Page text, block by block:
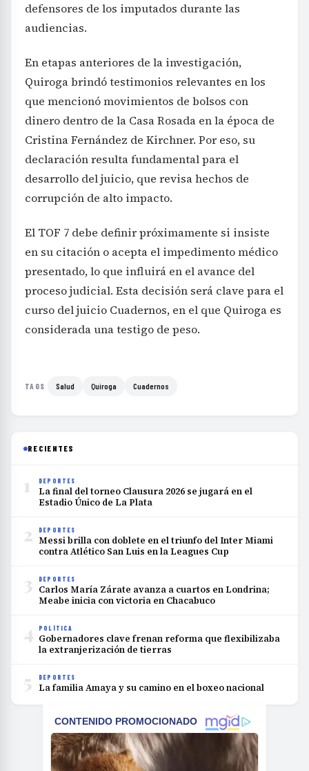
defensores de los imputados durante las
audiencias.
En etapas anteriores de la investigación,
Quiroga brindó testimonios relevantes en los
que mencionó movimientos de bolsos con
dinero dentro de la Casa Rosada en la época de
Cristina Fernández de Kirchner. Por eso, su
declaración resulta fundamental para el
desarrollo del juicio, que revisa hechos de
corrupción de alto impacto.
El TOF 7 debe definir próximamente si insiste
en su citación o acepta el impedimento médico
presentado, lo que influirá en el avance del
proceso judicial. Esta decisión será clave para el
curso del juicio Cuadernos, en el que Quiroga es
considerada una testigo de peso.
TAGS Salud Quiroga Cuadernos
RECIENTES
1 DEPORTES
La final del torneo Clausura 2026 se jugará en el
Estadio Único de La Plata
2 DEPORTES
Messi brilla con doblete en el triunfo del Inter Miami
contra Atlético San Luis en la Leagues Cup
3 DEPORTES
Carlos María Zárate avanza a cuartos en Londrina;
Meabe inicia con victoria en Chacabuco
4 POLÍTICA
Gobernadores clave frenan reforma que flexibilizaba
la extranjerización de tierras
5 DEPORTES
La familia Amaya y su camino en el boxeo nacional